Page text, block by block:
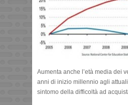
Aumenta anche l’età media dei
anni di inizio millennio agli
sintomo della difficoltà ad